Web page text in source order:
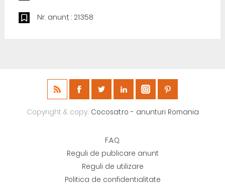
Nr. anunț : 21358
Copyright & copy; Cocosat.ro - anunturi Romania
F.A.Q.
Reguli de publicare anunt
Reguli de utilizare
Politica de confidentialitate